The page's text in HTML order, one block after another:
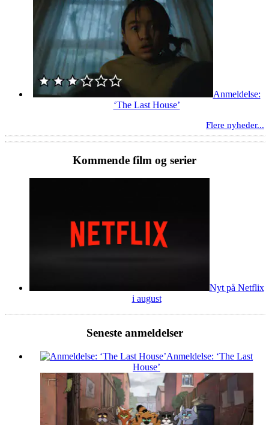
Anmeldelse:
‘The Last House’
Flere nyheder...
Kommende film og serier
Nyt på Netflix
i august
Seneste anmeldelser
Anmeldelse: ‘The Last
House’